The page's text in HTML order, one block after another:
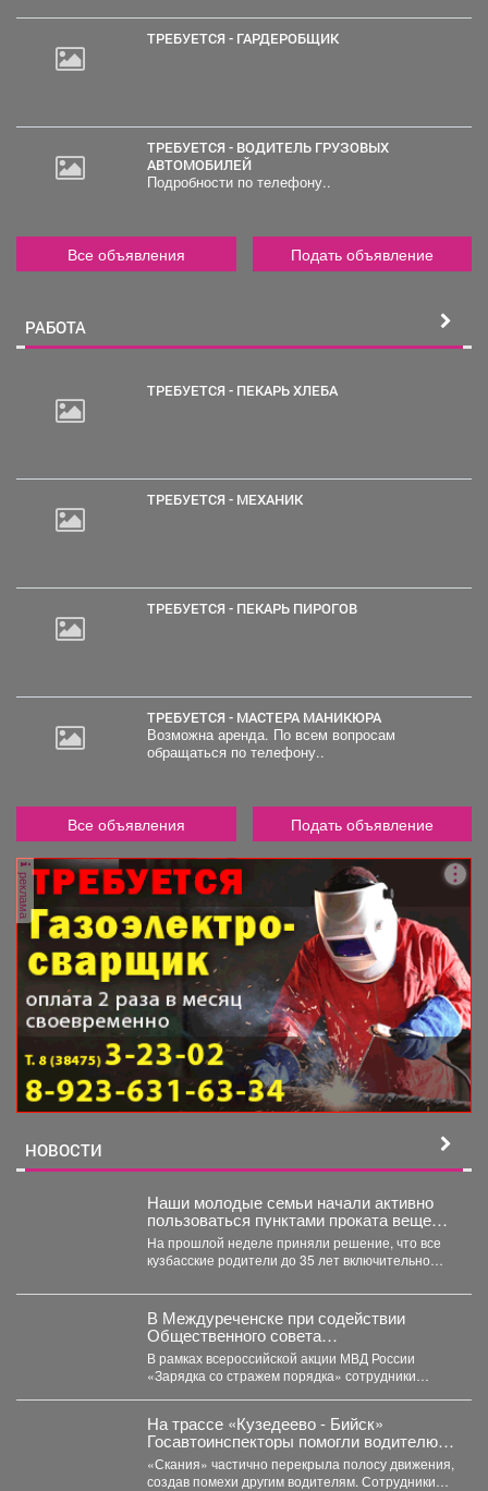
ТРЕБУЕТСЯ - ГАРДЕРОБЩИК
ТРЕБУЕТСЯ - ВОДИТЕЛЬ ГРУЗОВЫХ
АВТОМОБИЛЕЙ
Подробности по телефону..
Все объявления Подать объявление
РАБОТА
ТРЕБУЕТСЯ - ПЕКАРЬ ХЛЕБА
ТРЕБУЕТСЯ - МЕХАНИК
ТРЕБУЕТСЯ - ПЕКАРЬ ПИРОГОВ
ТРЕБУЕТСЯ - МАСТЕРА МАНИКЮРА
Возможна аренда. По всем вопросам
обращаться по телефону..
Все объявления Подать объявление
реклама
НОВОСТИ
Наши молодые семьи начали активно
пользоваться пунктами проката вещей
для новорожденных.
На прошлой неделе приняли решение, что все
кузбасские родители до 35 лет включительно
В Междуреченске при содействии
Общественного совета
полицейские провели утреннюю зарядку
для детей из лагеря дневного
пребывания
В рамках всероссийской акции МВД России
«Зарядка со стражем порядка» сотрудники
На трассе «Кузедеево - Бийск»
Госавтоинспекторы помогли водителю
застрявшего в кювете грузовика.
«Скания» частично перекрыла полосу движения,
создав помехи другим водителям. Сотрудники